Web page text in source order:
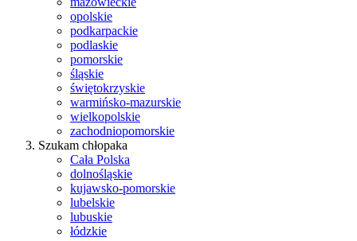
opolskie
podkarpackie
podlaskie
pomorskie
śląskie
świętokrzyskie
warmińsko-mazurskie
wielkopolskie
zachodniopomorskie
Szukam chłopaka
Cała Polska
dolnośląskie
kujawsko-pomorskie
lubelskie
lubuskie
łódzkie